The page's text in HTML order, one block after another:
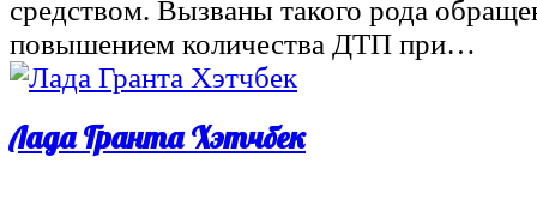
средством. Вызваны такого рода
повышением количества ДТП при…
Лада Гранта Хэтчбек